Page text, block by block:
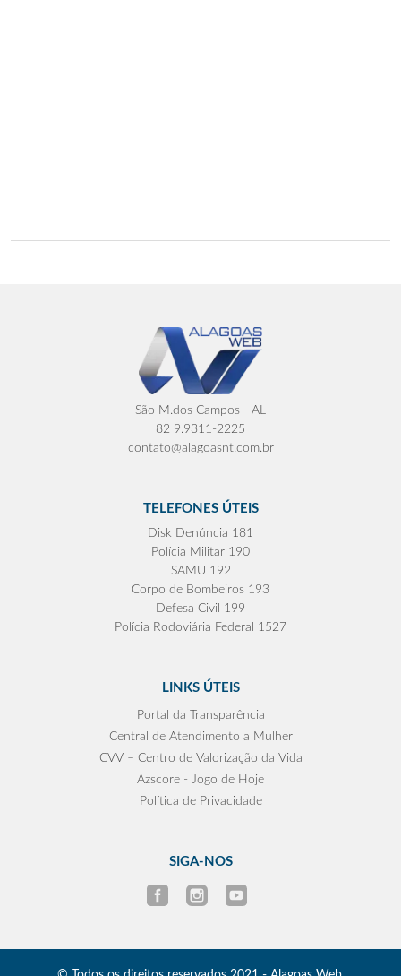
São M.dos Campos - AL
82 9.9311-2225
contato@alagoasnt.com.br
TELEFONES ÚTEIS
Disk Denúncia 181
Polícia Militar 190
SAMU 192
Corpo de Bombeiros 193
Defesa Civil 199
Polícia Rodoviária Federal 1527
LINKS ÚTEIS
Portal da Transparência
Central de Atendimento a Mulher
CVV – Centro de Valorização da Vida
Azscore - Jogo de Hoje
Política de Privacidade
SIGA-NOS